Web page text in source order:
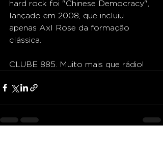
hard rock foi "Chinese Democracy",
lançado em 2008, que incluiu
apenas Axl Rose da formação
clássica.
CLUBE 885. Muito mais que rádio!